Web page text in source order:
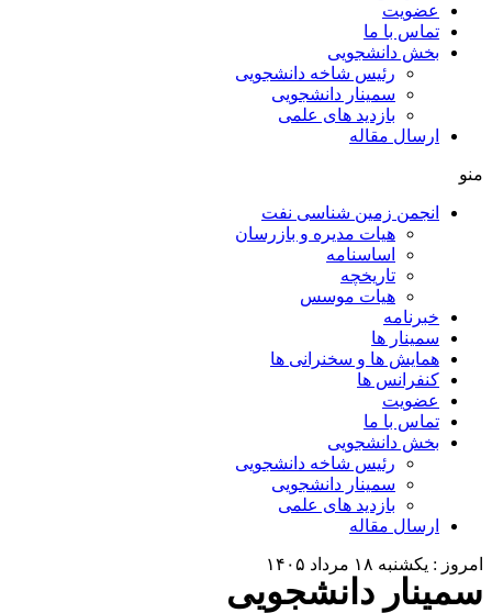
عضویت
تماس با ما
بخش دانشجویی
رئیس شاخه دانشجویی
سمینار دانشجویی
بازدید های علمی
ارسال مقاله
منو
انجمن زمین شناسی نفت
هیات مدیره و بازرسان
اساسنامه
تاریخچه
هیات موسس
خبرنامه
سمینار ها
همایش ها و سخنرانی ها
کنفرانس ها
عضویت
تماس با ما
بخش دانشجویی
رئیس شاخه دانشجویی
سمینار دانشجویی
بازدید های علمی
ارسال مقاله
امروز : یکشنبه ۱۸ مرداد ۱۴۰۵
سمینار دانشجویی